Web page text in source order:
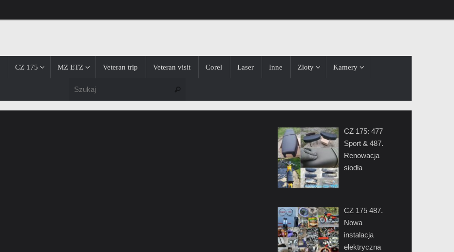
CZ 175 MZ ETZ Veteran trip Veteran visit Corel Laser Inne Zloty Kamery
CZ 175: 477
Sport & 487.
Renowacja
siodła
CZ 175 487.
Nowa
instalacja
elektryczna